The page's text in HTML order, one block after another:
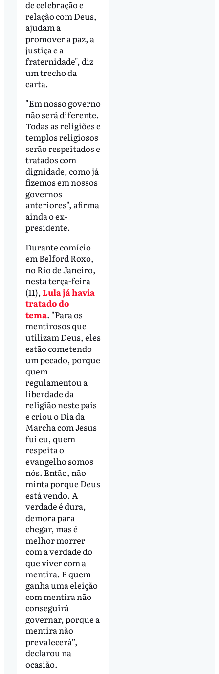
de celebração e
relação com Deus,
ajudam a
promover a paz, a
justiça e a
fraternidade", diz
um trecho da
carta.
"Em nosso governo
não será diferente.
Todas as religiões e
templos religiosos
serão respeitados e
tratados com
dignidade, como já
fizemos em nossos
governos
anteriores", afirma
ainda o ex-
presidente.
Durante comício
em Belford Roxo,
no Rio de Janeiro,
nesta terça-feira
(11), Lula já havia
tratado do
tema. "Para os
mentirosos que
utilizam Deus, eles
estão cometendo
um pecado, porque
quem
regulamentou a
liberdade da
religião neste país
e criou o Dia da
Marcha com Jesus
fui eu, quem
respeita o
evangelho somos
nós. Então, não
minta porque Deus
está vendo. A
verdade é dura,
demora para
chegar, mas é
melhor morrer
com a verdade do
que viver com a
mentira. E quem
ganha uma eleição
com mentira não
conseguirá
governar, porque a
mentira não
prevalecerá”,
declarou na
ocasião.